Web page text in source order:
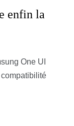
enfin la
One UI